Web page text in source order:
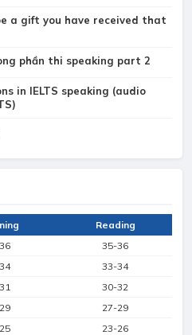
a gift you have received that
phần thi speaking part 2
in IELTS speaking (audio
Reading
35-36
33-34
30-32
27-29
23-26